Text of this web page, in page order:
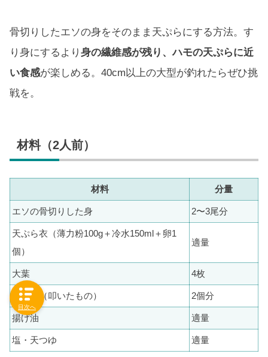
骨切りしたエソの身をそのまま天ぷらにする方法。す
り身にするより 身の繊維感が残り、ハモの天ぷらに近
い食感が楽しめる。40cm以上の大型が釣れたらぜひ挑
戦を。
材料（2人前）
材料 分量
エソの骨切りした身 2〜3尾分
天ぷら衣（薄力粉100g＋冷水150ml＋卵1
個）
適量
大葉 4枚
梅干し（叩いたもの） 2個分
揚げ油 適量
塩・天つゆ 適量
目次へ